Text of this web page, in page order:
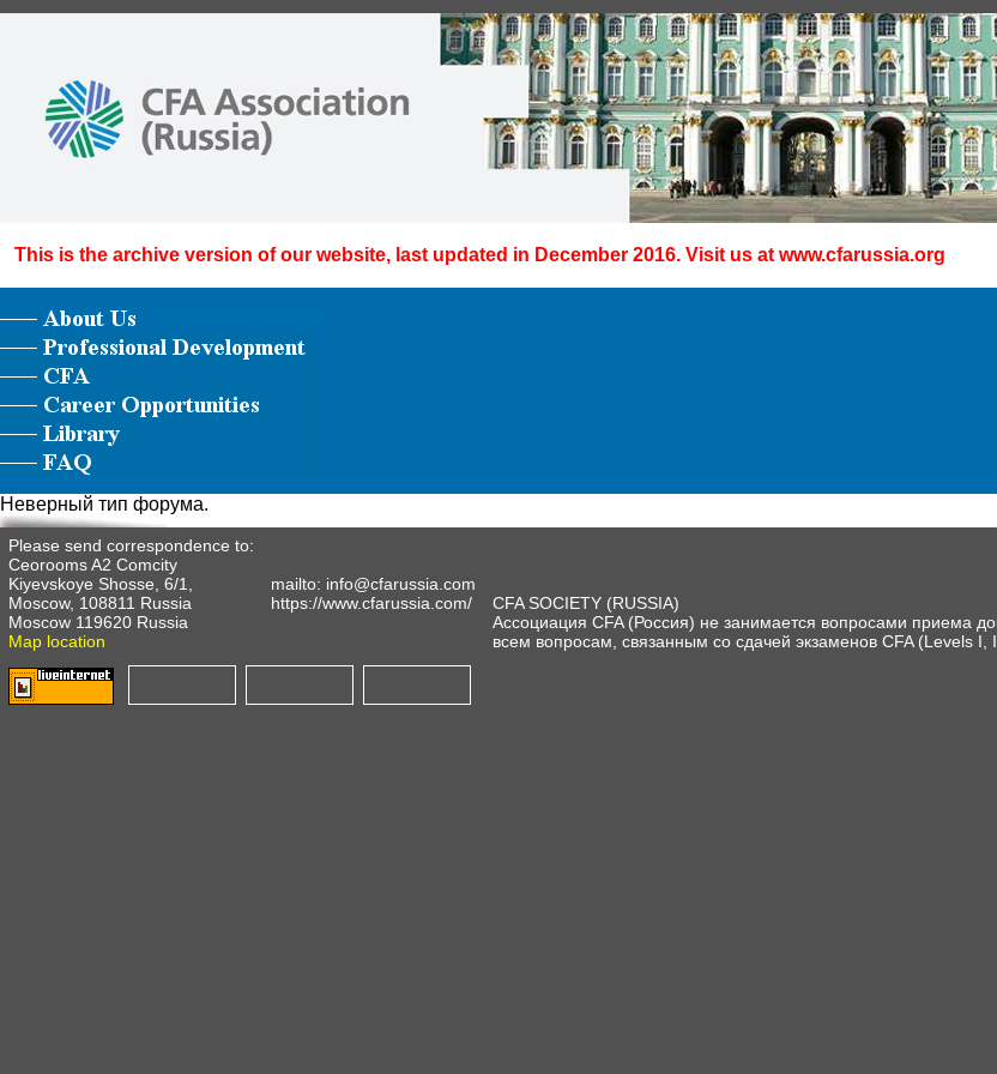
This is the archive version of our website, last updated in December 2016. Visit us at www.cfarussia.org
Неверный тип форума.
Please send correspondence to:
Ceorooms A2 Comcity
Kiyevskoye Shosse, 6/1,
Moscow, 108811 Russia
Moscow 119620 Russia
Map location
mailto: info@cfarussia.com
https://www.cfarussia.com/
CFA SOCIETY (RUSSIA)
Ассоциация CFA (Россия) не занимается вопросами приема
всем вопросам, связанным со сдачей экзаменов CFA (Levels